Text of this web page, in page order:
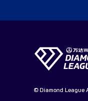
© Diamond League